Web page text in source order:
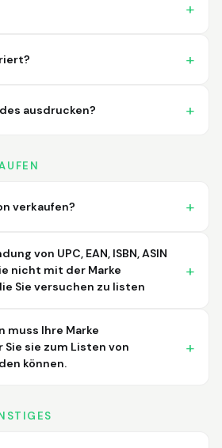
ausdrucken?
verkaufen?
von UPC, EAN, ISBN, ASIN
nicht mit der Marke
Sie versuchen zu listen
muss Ihre Marke
sie zum Listen von
können.